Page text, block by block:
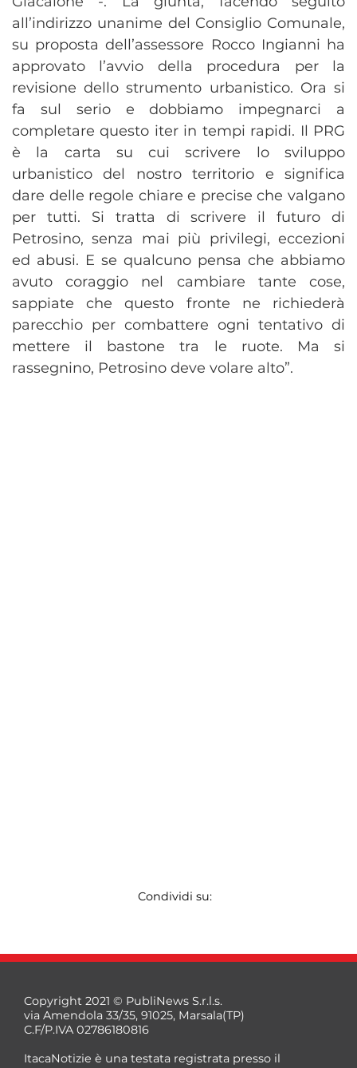
all’indirizzo unanime del Consiglio Comunale,
su proposta dell’assessore Rocco Ingianni ha
approvato l’avvio della procedura per la
revisione dello strumento urbanistico. Ora si
fa sul serio e dobbiamo impegnarci a
completare questo iter in tempi rapidi. Il PRG
è la carta su cui scrivere lo sviluppo
urbanistico del nostro territorio e significa
dare delle regole chiare e precise che valgano
per tutti. Si tratta di scrivere il futuro di
Petrosino, senza mai più privilegi, eccezioni
ed abusi. E se qualcuno pensa che abbiamo
avuto coraggio nel cambiare tante cose,
sappiate che questo fronte ne richiederà
parecchio per combattere ogni tentativo di
mettere il bastone tra le ruote. Ma si
rassegnino, Petrosino deve volare alto”.
Condividi su:
Copyright 2021 © PubliNews S.r.l.s.
via Amendola 33/35, 91025, Marsala(TP)
C.F/P.IVA 02786180816
ItacaNotizie è una testata registrata presso il